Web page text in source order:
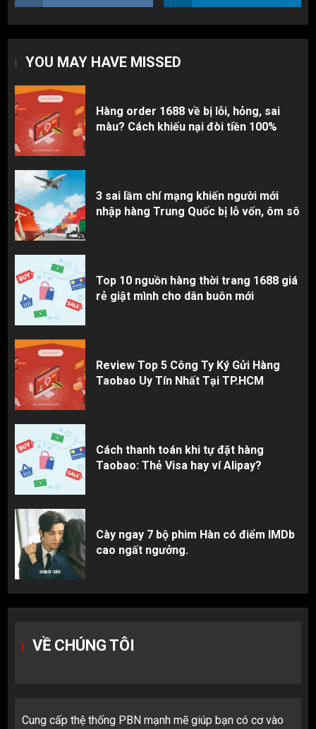
3 sai lầm chí mạng khiến người mới
nhập hàng Trung Quốc bị lỗ vốn, ôm sô
Top 10 nguồn hàng thời trang 1688 giá
YOU MAY HAVE MISSED
Hàng order 1688 về bị lỗi, hỏng, sai
màu? Cách khiếu nại đòi tiền 100%
3 sai lầm chí mạng khiến người mới
nhập hàng Trung Quốc bị lỗ vốn, ôm sô
Top 10 nguồn hàng thời trang 1688 giá
rẻ giật mình cho dân buôn mới
Review Top 5 Công Ty Ký Gửi Hàng
Taobao Uy Tín Nhất Tại TP.HCM
Cách thanh toán khi tự đặt hàng
Taobao: Thẻ Visa hay ví Alipay?
Cày ngay 7 bộ phim Hàn có điểm IMDb
cao ngất ngưởng.
VỀ CHÚNG TÔI
Cung cấp thệ thống PBN mạnh mẽ giúp bạn có cơ vào